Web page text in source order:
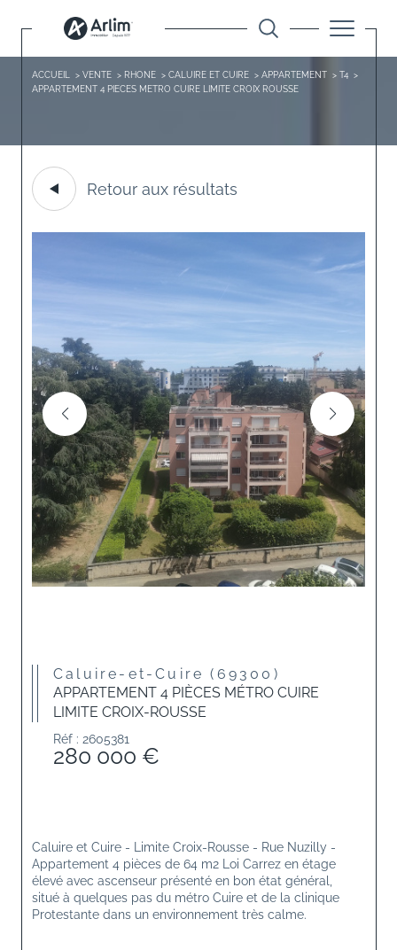
ACCUEIL VENTE RHONE CALUIRE ET CUIRE APPARTEMENT
T4
APPARTEMENT 4 PIECES METRO CUIRE LIMITE CROIX ROUSSE
Retour aux résultats
Caluire-et-Cuire (69300)
APPARTEMENT 4 PIÈCES MÉTRO CUIRE
LIMITE CROIX-ROUSSE
Réf : 2605381
280 000 €
Caluire et Cuire - Limite Croix-Rousse - Rue Nuzilly -
Appartement 4 pièces de 64 m2 Loi Carrez en étage
élevé avec ascenseur présenté en bon état général,
situé à quelques pas du métro Cuire et de la clinique
Protestante dans un environnement très calme.